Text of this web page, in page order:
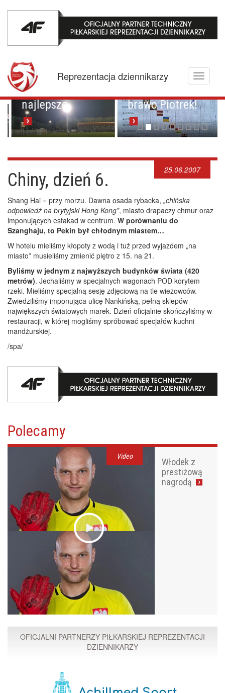
Toggle
Reprezentacja dziennikarzy
Mistrzowskie
karne z
Pucharowa
przygoda trwa w
najlepsze
Brawo Lenkija,
brawo Piotrek!
25.06.2007
Chiny, dzień 6.
Shang Hai = przy morzu. Dawna osada rybacka, „chińska
odpowiedź na brytyjski Hong Kong”, miasto drapaczy chmur oraz
imponujących estakad w centrum. W porównaniu do
Szanghaju, to Pekin był chłodnym miastem…
W hotelu mieliśmy kłopoty z wodą i tuż przed wyjazdem „na
miasto” musieliśmy zmienić piętro z 15. na 21.
Byliśmy w jednym z najwyższych budynków świata (420
metrów). Jechaliśmy w specjalnych wagonach POD korytem
rzeki. Mieliśmy specjalną sesję zdjęciową na tle wieżowców.
Zwiedziliśmy imponująca ulicę Nankińską, pełną sklepów
największych światowych marek. Dzień oficjalnie skończyliśmy w
restauracji, w której mogliśmy spróbować specjałów kuchni
mandżurskiej.
/spa/
Polecamy
Video
Włodek z
prestiżową
nagrodą
OFICJALNI PARTNERZY PIŁKARSKIEJ REPREZENTACJI
DZIENNIKARZY